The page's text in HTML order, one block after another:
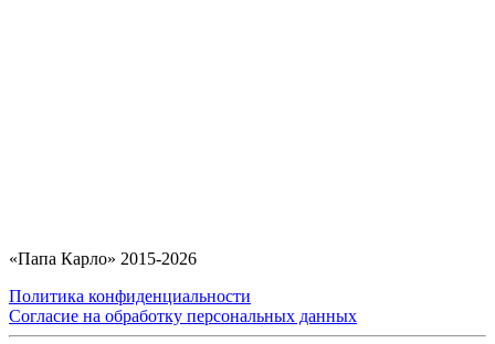
«Папа Карло» 2015-2026
Политика конфиденциальности
Согласие на обработку персональных данных